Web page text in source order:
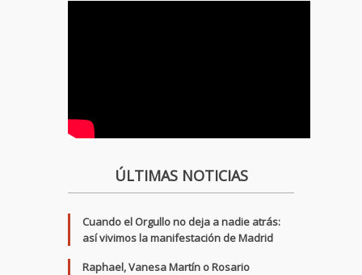
ÚLTIMAS NOTICIAS
Cuando el Orgullo no deja a nadie atrás:
así vivimos la manifestación de Madrid
Raphael, Vanesa Martín o Rosario